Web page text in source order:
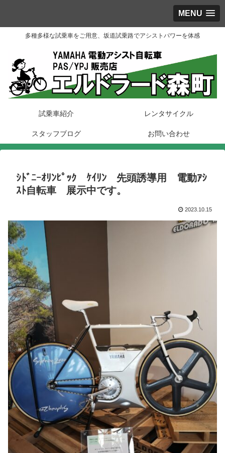
MENU
多種多様な試乗車をご用意、坂道試乗路でアシストパワーを体感
試乗車紹介 レンタサイクル
スタッフブログ お問い合わせ
ｼﾄﾞﾆｰｵﾘﾝﾋﾟｯｸ ｹｲﾘﾝ 先頭誘導用 電動ｱｼ
ｽﾄ自転車 展示中です。
2023.10.15